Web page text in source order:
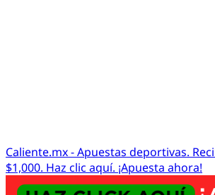
Caliente.mx - Apuestas deportivas.
$1,000. Haz clic aquí. ¡Apuesta ahora!